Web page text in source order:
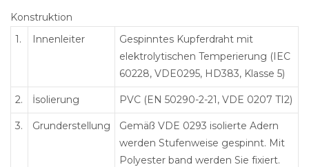
Konstruktion
1.
Innenleiter
Gespinntes Kupferdraht mit
elektrolytischen Temperierung (IEC
60228, VDE0295, HD383, Klasse 5)
2. İsolierung PVC (EN 50290-2-21, VDE 0207 TI2)
3. Grunderstellung
Gemäß VDE 0293 isolierte Adern
werden Stufenweise gespinnt. Mit
Polyester band werden Sie fixiert.